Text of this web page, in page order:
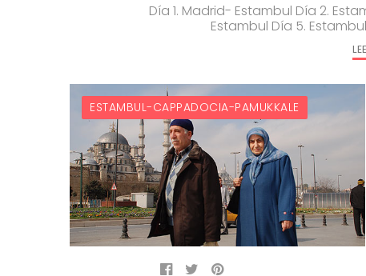
Día 1. Madrid- Estambul Día 2.
Estambul Día 5.
ESTAMBUL-CAPPADOCIA-PAMUKKALE